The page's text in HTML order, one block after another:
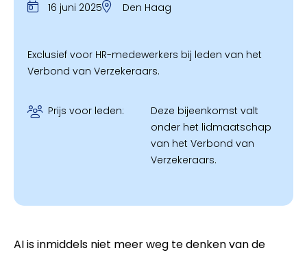
16 juni 2025 Den Haag
Exclusief voor HR-medewerkers bij leden van het
Verbond van Verzekeraars.
Prijs voor leden:
Deze bijeenkomst valt
onder het lidmaatschap
van het Verbond van
Verzekeraars.
AI is inmiddels niet meer weg te denken van de